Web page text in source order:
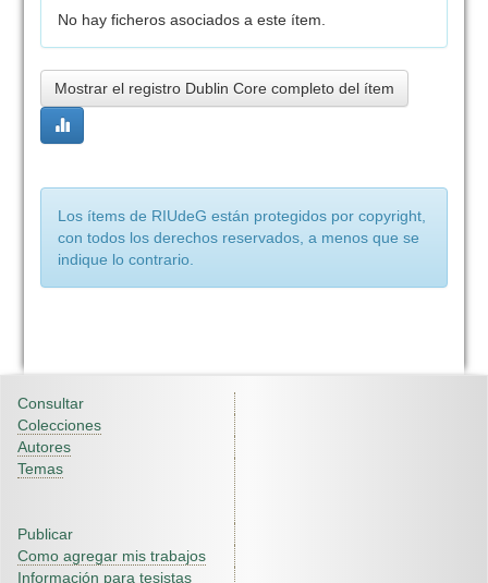
No hay ficheros asociados a este ítem.
Mostrar el registro Dublin Core completo del ítem
Los ítems de RIUdeG están protegidos por copyright,
con todos los derechos reservados, a menos que se
indique lo contrario.
Consultar
Colecciones
Autores
Temas
Publicar
Como agregar mis trabajos
Información para tesistas